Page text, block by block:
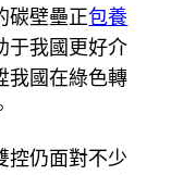
碳壁壘正包養
于我國更好介
我國在綠色轉
控仍面對不少